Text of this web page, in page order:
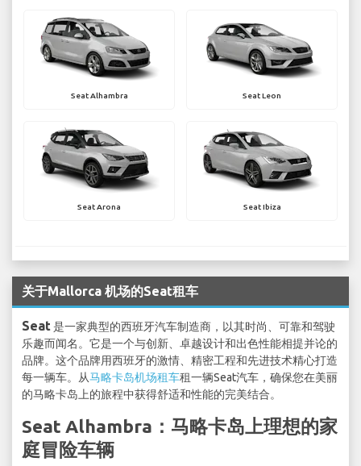
Seat Alhambra Seat Leon
Seat Arona Seat Ibiza
关于Mallorca 机场的Seat租车
Seat是一家典型的西班牙汽车制造商，以其时尚、可靠和驾驶
乐趣而闻名。它是一个与创新、卓越设计和出色性能相提并论的
品牌。这个品牌用西班牙的激情、精密工程和先进技术精心打造
每一辆车。从马略卡岛机场租车租一辆Seat汽车，确保您在美丽
的马略卡岛上的旅程中获得舒适和性能的完美结合。
Seat Alhambra：马略卡岛上理想的家
庭冒险车辆